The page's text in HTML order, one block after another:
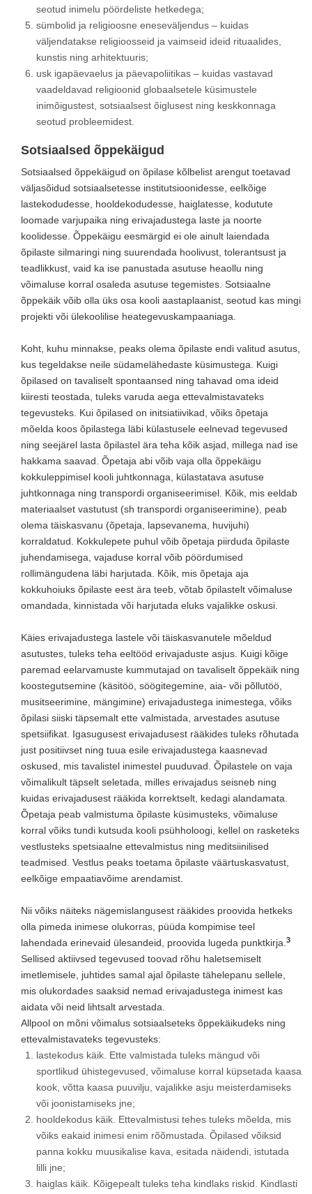
seotud inimelu pöördeliste hetkedega;
sümbolid ja religioosne eneseväljendus – kuidas
väljendatakse religioosseid ja vaimseid ideid rituaalides,
kunstis ning arhitektuuris;
usk igapäevaelus ja päevapoliitikas – kuidas vastavad
vaadeldavad religioonid globaalsetele küsimustele
inimõigustest, sotsiaalsest õiglusest ning keskkonnaga
seotud probleemidest.
Sotsiaalsed õppekäigud
Sotsiaalsed õppekäigud on õpilase kõlbelist arengut toetavad
väljasõidud sotsiaalsetesse institutsioonidesse, eelkõige
lastekodudesse, hooldekodudesse, haiglatesse, kodutute
loomade varjupaika ning erivajadustega laste ja noorte
koolidesse. Õppekäigu eesmärgid ei ole ainult laiendada
õpilaste silmaringi ning suurendada hoolivust, tolerantsust ja
teadlikkust, vaid ka ise panustada asutuse heaollu ning
võimaluse korral osaleda asutuse tegemistes. Sotsiaalne
õppekäik võib olla üks osa kooli aastaplaanist, seotud kas mingi
projekti või ülekoolilise heategevuskampaaniaga.
Koht, kuhu minnakse, peaks olema õpilaste endi valitud asutus,
kus tegeldakse neile südamelähedaste küsimustega. Kuigi
õpilased on tavaliselt spontaansed ning tahavad oma ideid
kiiresti teostada, tuleks varuda aega ettevalmistavateks
tegevusteks. Kui õpilased on initsiatiivikad, võiks õpetaja
mõelda koos õpilastega läbi külastusele eelnevad tegevused
ning seejärel lasta õpilastel ära teha kõik asjad, millega nad ise
hakkama saavad. Õpetaja abi võib vaja olla õppekäigu
kokkuleppimisel kooli juhtkonnaga, külastatava asutuse
juhtkonnaga ning transpordi organiseerimisel. Kõik, mis eeldab
materiaalset vastutust (sh transpordi organiseerimine), peab
olema täiskasvanu (õpetaja, lapsevanema, huvijuhi)
korraldatud. Kokkulepete puhul võib õpetaja piirduda õpilaste
juhendamisega, vajaduse korral võib pöördumised
rollimängudena läbi harjutada. Kõik, mis õpetaja aja
kokkuhoiuks õpilaste eest ära teeb, võtab õpilastelt võimaluse
omandada, kinnistada või harjutada eluks vajalikke oskusi.
Käies erivajadustega lastele või täiskasvanutele mõeldud
asutustes, tuleks teha eeltööd erivajaduste asjus. Kuigi kõige
paremad eelarvamuste kummutajad on tavaliselt õppekäik ning
koostegutsemine (käsitöö, söögitegemine, aia- või põllutöö,
musitseerimine, mängimine) erivajadustega inimestega, võiks
õpilasi siiski täpsemalt ette valmistada, arvestades asutuse
spetsiifikat. Igasugusest erivajadusest rääkides tuleks rõhutada
just positiivset ning tuua esile erivajadustega kaasnevad
oskused, mis tavalistel inimestel puuduvad. Õpilastele on vaja
võimalikult täpselt seletada, milles erivajadus seisneb ning
kuidas erivajadusest rääkida korrektselt, kedagi alandamata.
Õpetaja peab valmistuma õpilaste küsimusteks, võimaluse
korral võiks tundi kutsuda kooli psühholoogi, kellel on rasketeks
vestlusteks spetsiaalne ettevalmistus ning meditsiinilised
teadmised. Vestlus peaks toetama õpilaste väärtuskasvatust,
eelkõige empaatiavõime arendamist.
Nii võiks näiteks nägemislangusest rääkides proovida hetkeks
olla pimeda inimese olukorras, püüda kompimise teel
lahendada erinevaid ülesandeid, proovida lugeda punktkirja. 3
Sellised aktiivsed tegevused toovad rõhu haletsemiselt
imetlemisele, juhtides samal ajal õpilaste tähelepanu sellele,
mis olukordades saaksid nemad erivajadustega inimest kas
aidata või neid lihtsalt arvestada.
Allpool on mõni võimalus sotsiaalseteks õppekäikudeks ning
ettevalmistavateks tegevusteks:
lastekodus käik. Ette valmistada tuleks mängud või
sportlikud ühistegevused, võimaluse korral küpsetada kaasa
kook, võtta kaasa puuvilju, vajalikke asju meisterdamiseks
või joonistamiseks jne;
hooldekodus käik. Ettevalmistusi tehes tuleks mõelda, mis
võiks eakaid inimesi enim rõõmustada. Õpilased võiksid
panna kokku muusikalise kava, esitada näidendi, istutada
lilli jne;
haiglas käik. Kõigepealt tuleks teha kindlaks riskid. Kindlasti